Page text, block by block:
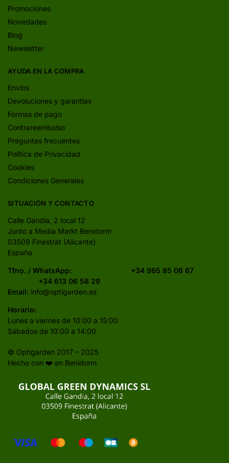
Promociones
Novedades
Blog
Newsletter
AYUDA EN LA COMPRA
Envíos
Devoluciones y garantías
Formas de pago
Contrareembolso
Preguntas frecuentes
Política de Privacidad
Cookies
Condiciones Generales
SITUACIÓN Y CONTACTO
Calle Gandia, 2 local 12
Junto a Media Markt Benidorm
03509 Finestrat (Alicante)
España
Tfno. / WhatsApp: +34 965 85 06 67
+34 613 06 58 29
Email: info@optigarden.es
Horario:
Lunes a viernes de 10:00 a 15:00
Sábados de 10:00 a 14:00
© Optigarden 2017 – 2025
Hecho con ❤️ en Benidorm